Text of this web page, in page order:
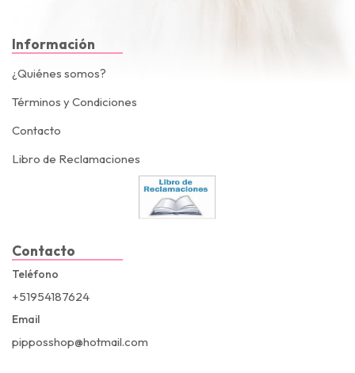
Información
¿Quiénes somos?
Términos y Condiciones
Contacto
Libro de Reclamaciones
Contacto
Teléfono
+51954187624
Email
pipposshop@hotmail.com